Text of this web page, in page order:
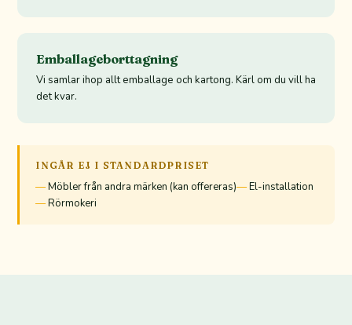
Emballageborttagning
Vi samlar ihop allt emballage och kartong. Kärl om du vill ha
det kvar.
INGÅR EJ I STANDARDPRISET
Möbler från andra märken (kan offereras)
El-installation
Rörmokeri